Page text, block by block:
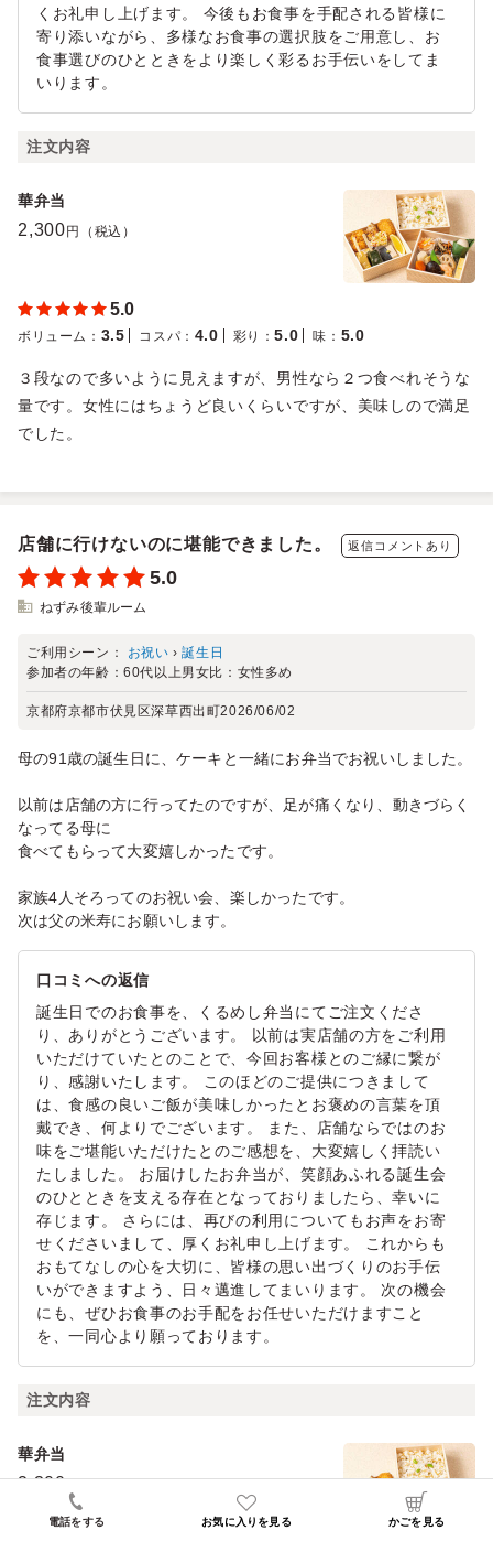
くお礼申し上げます。 今後もお食事を手配される皆様に
寄り添いながら、多様なお食事の選択肢をご用意し、お
食事選びのひとときをより楽しく彩るお手伝いをしてま
いります。
注文内容
華弁当
2,300 円（税込）
5.0
ボリューム ： 3.5 コスパ ： 4.0 彩り ：5.0 味 ： 5.0
３段なので多いように見えますが、男性なら２つ食べれそうな
量です。女性にはちょうど良いくらいですが、美味しので満足
でした。
店舗に行けないのに堪能できました。 返信コメントあり
5.0
ねずみ後輩ルーム
ご利用シーン： お祝い ›誕生日
参加者の年齢：60代以上男女比： 女性多め
京都府京都市伏見区深草西出町2026/06/02
母の91歳の誕生日に、ケーキと一緒にお弁当でお祝いしました。
以前は店舗の方に行ってたのですが、足が痛くなり、動きづらく
なってる母に
食べてもらって大変嬉しかったです。
家族4人そろってのお祝い会、楽しかったです。
次は父の米寿にお願いします。
口コミへの返信
誕生日でのお食事を、くるめし弁当にてご注文くださ
り、ありがとうございます。 以前は実店舗の方をご利用
いただけていたとのことで、今回お客様とのご縁に繋が
り、感謝いたします。 このほどのご提供につきまして
は、食感の良いご飯が美味しかったとお褒めの言葉を頂
戴でき、何よりでございます。 また、店舗ならではのお
味をご堪能いただけたとのご感想を、大変嬉しく拝読い
たしました。 お届けしたお弁当が、笑顔あふれる誕生会
のひとときを支える存在となっておりましたら、幸いに
存じます。 さらには、再びの利用についてもお声をお寄
せくださいまして、厚くお礼申し上げます。 これからも
おもてなしの心を大切に、皆様の思い出づくりのお手伝
いができますよう、日々邁進してまいります。 次の機会
にも、ぜひお食事のお手配をお任せいただけますこと
を、一同心より願っております。
注文内容
華弁当
2,300
電話をする お気に入りを見る かごを見る